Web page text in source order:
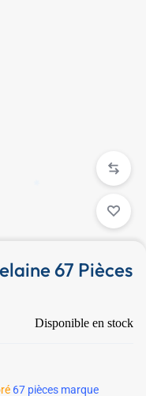
67 Pièces
Disponible en stock
67 pièces marque